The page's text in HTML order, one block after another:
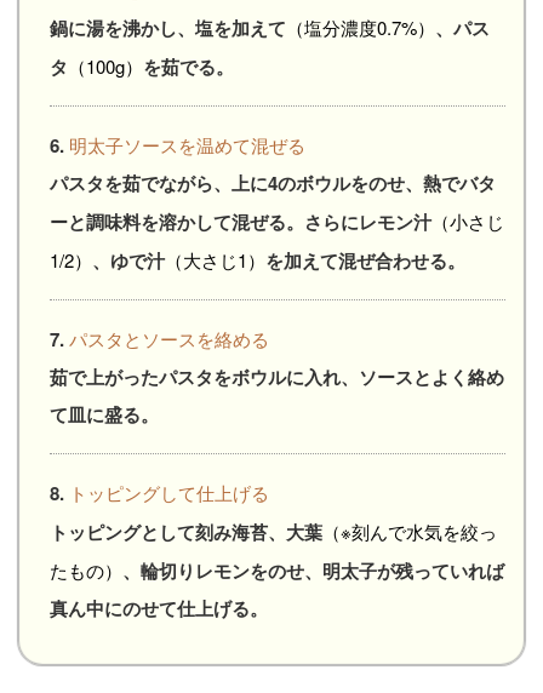
鍋に湯を沸かし、塩を加えて （塩分濃度0.7%） 、パス
タ （100g） を茹でる。
6. 明太子ソースを温めて混ぜる
パスタを茹でながら、上に4のボウルをのせ、熱でバタ
ーと調味料を溶かして混ぜる。さらにレモン汁（小さじ
1/2） 、ゆで汁（大さじ1） を加えて混ぜ合わせる。
7.パスタとソースを絡める
茹で上がったパスタをボウルに入れ、ソースとよく絡め
て皿に盛る。
8. トッピングして仕上げる
トッピングとして刻み海苔、大葉 （※刻んで水気を絞っ
たもの） 、輪切りレモンをのせ、明太子が残っていれば
真ん中にのせて仕上げる。